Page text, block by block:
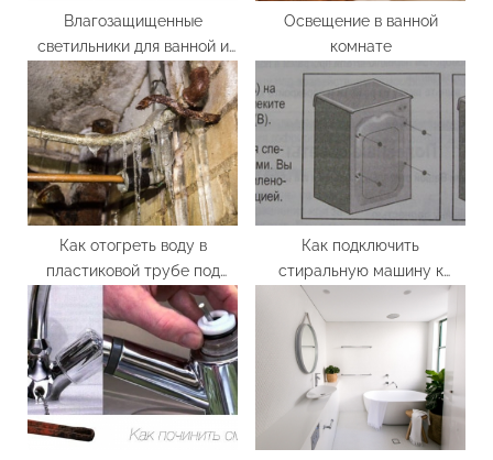
Влагозащищенные
светильники для ванной и
их разновидности
Освещение в ванной
комнате
Как отогреть воду в
пластиковой трубе под
землей
Как подключить
стиральную машину к
водопроводу и канализации
в ванной самостоятельно